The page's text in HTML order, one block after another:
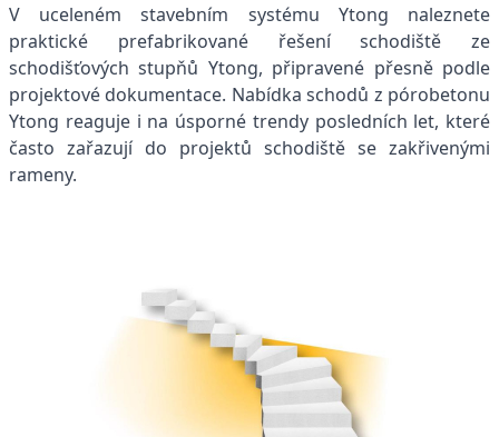
V uceleném stavebním systému Ytong naleznete
praktické prefabrikované řešení schodiště ze
schodišťových stupňů Ytong, připravené přesně podle
projektové dokumentace. Nabídka schodů z pórobetonu
Ytong reaguje i na úsporné trendy posledních let, které
často zařazují do projektů schodiště se zakřivenými
rameny.